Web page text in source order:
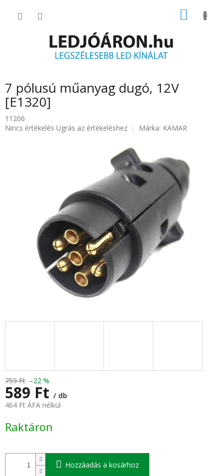
KOSÁR
7 pólusú műanyag dugó, 12V
[E1320]
11206
A
Nincs értékelés Ugrás az értékeléshez Márka: KAMAR
759 Ft –22 %
589 Ft / db
464 Ft ÁFA nélkül
Raktáron
Hozzáadás a kosárhoz